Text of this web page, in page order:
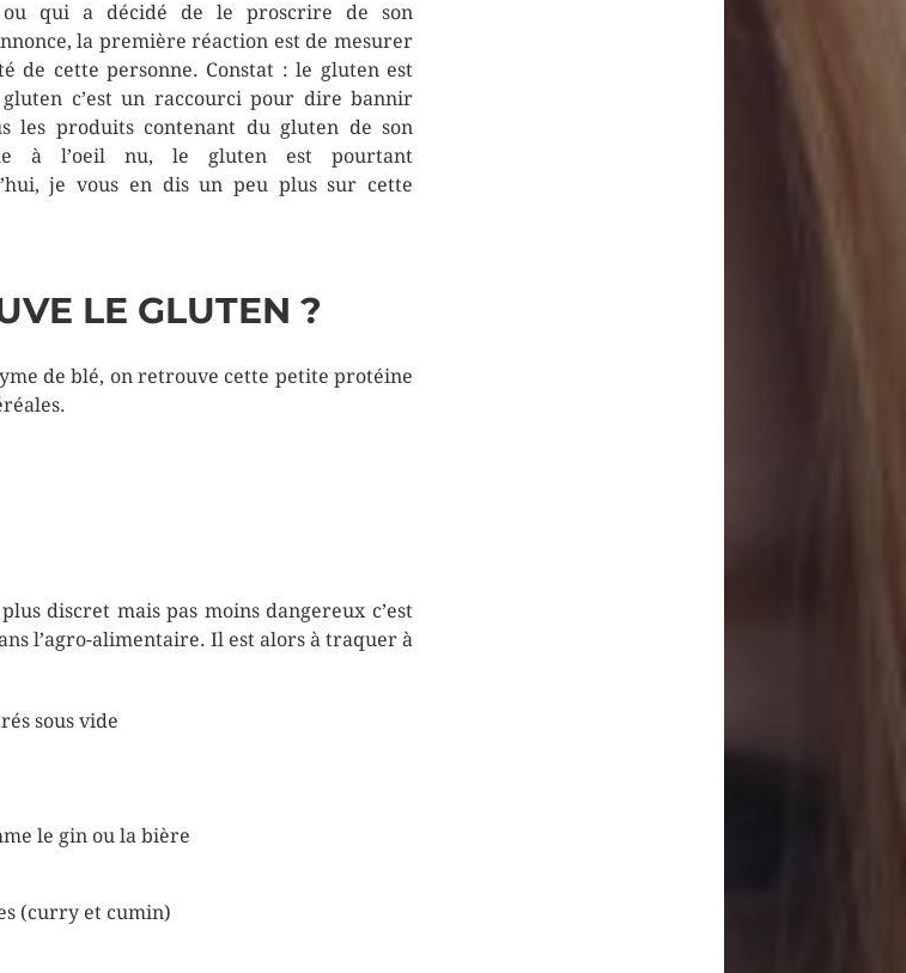
qui a décidé de le proscrire de son
la première réaction est de mesurer
de cette personne. Constat : le gluten est
c’est un raccourci pour dire bannir
les produits contenant du gluten de son
à l’oeil nu, le gluten est pourtant
je vous en dis un peu plus sur cette
LE GLUTEN ?
de blé, on retrouve cette petite protéine
discret mais pas moins dangereux c’est
l’agro-alimentaire. Il est alors à traquer à
sous vide
le gin ou la bière
(curry et cumin)